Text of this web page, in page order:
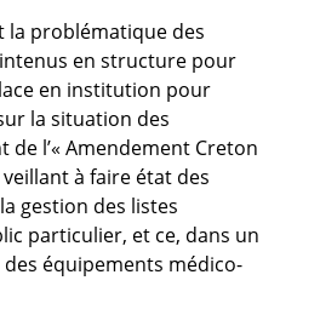
la problématique des
en structure pour
en institution pour
la situation des
de l’« Amendement Creton
à faire état des
gestion des listes
particulier, et ce, dans un
des équipements médico-